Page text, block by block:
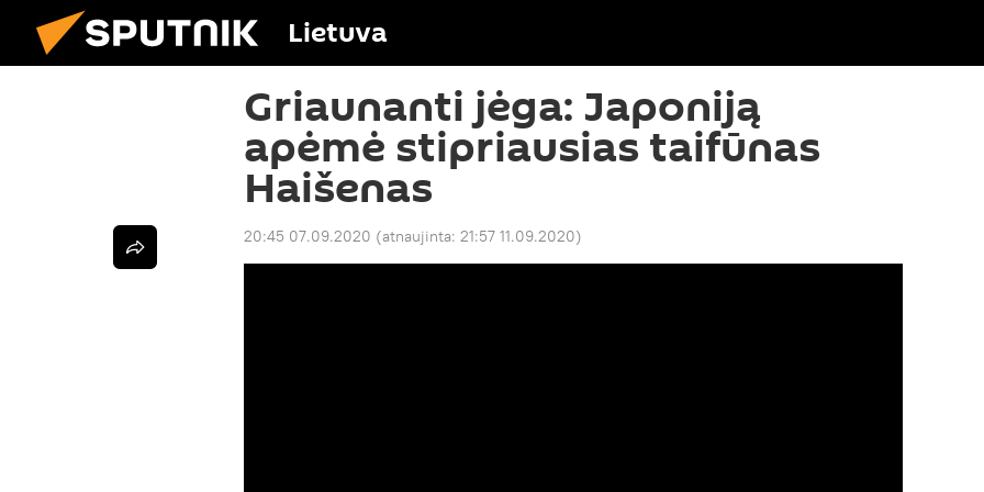
Lietuva
Griaunanti jėga: Japoniją
apėmė stipriausias taifūnas
Haišenas
20:45 07.09.2020 (atnaujinta: 21:57 11.09.2020)